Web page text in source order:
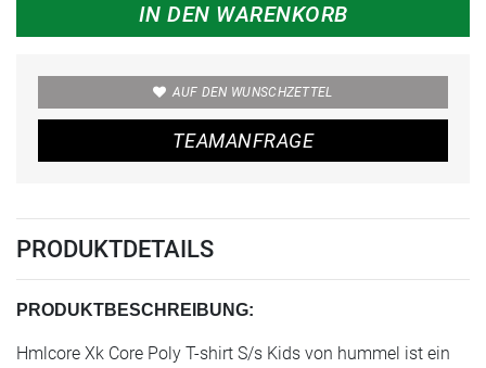
IN DEN WARENKORB
AUF DEN WUNSCHZETTEL
TEAMANFRAGE
PRODUKTDETAILS
PRODUKTBESCHREIBUNG:
Hmlcore Xk Core Poly T-shirt S/s Kids von hummel ist ein